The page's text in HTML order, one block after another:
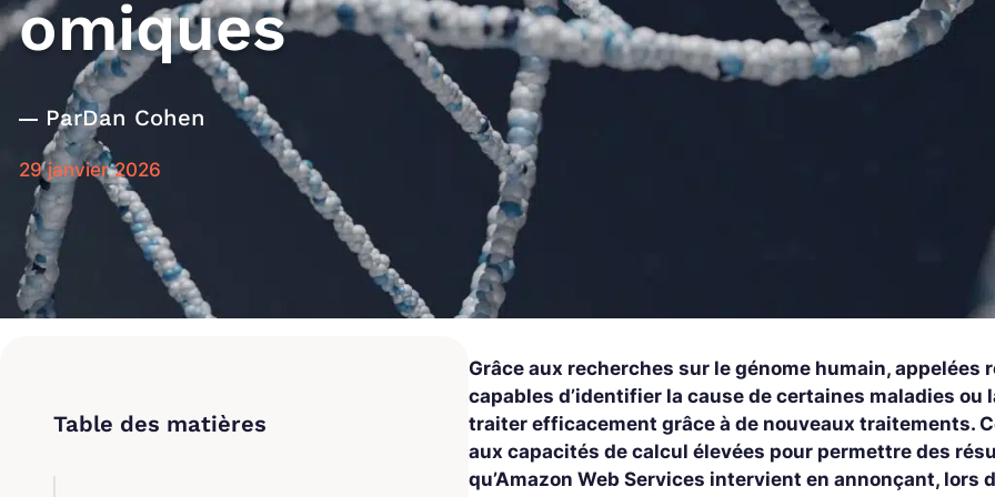
omiques
ParDan Cohen
29 janvier 2026
Grâce aux recherches sur le génome humain,
capables d’identifier la cause de certaines maladies
traiter efficacement grâce à de nouveaux traitements.
aux capacités de calcul élevées pour permettre des
qu’Amazon Web Services intervient en annonçant, lors